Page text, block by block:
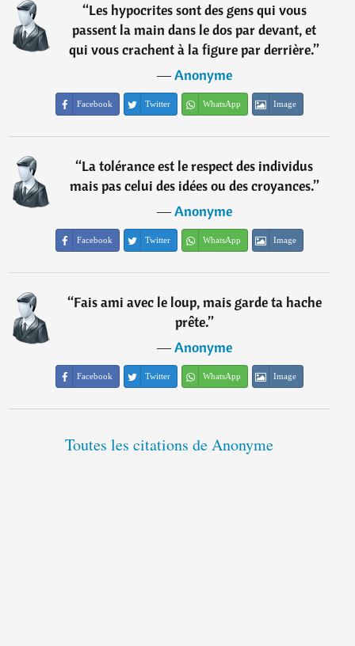
“Les hypocrites sont des gens qui vous
passent la main dans le dos par devant, et
qui vous crachent à la figure par derrière.”
―Anonyme
Facebook Twitter WhatsApp Image
“La tolérance est le respect des individus
mais pas celui des idées ou des croyances.”
―Anonyme
Facebook Twitter WhatsApp Image
“Fais ami avec le loup, mais garde ta hache
prête.”
―Anonyme
Facebook Twitter WhatsApp Image
Toutes les citations de Anonyme